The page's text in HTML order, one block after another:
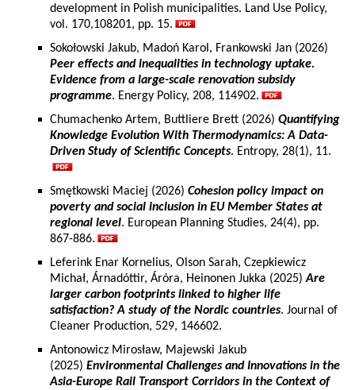
development in Polish municipalities. Land Use Policy,
vol. 170,108201, pp. 15.
Sokołowski Jakub, Madoń Karol, Frankowski Jan (2026)
Peer effects and inequalities in technology uptake.
Evidence from a large-scale renovation subsidy
programme. Energy Policy, 208, 114902.
Chumachenko Artem, Buttliere Brett (2026) Quantifying
Knowledge Evolution With Thermodynamics: A Data-
Driven Study of Scientific Concepts. Entropy, 28(1), 11.
Smętkowski Maciej (2026) Cohesion policy impact on
poverty and social inclusion in EU Member States at
regional level. European Planning Studies, 24(4), pp.
867-886.
Leferink Enar Kornelius, Olson Sarah, Czepkiewicz
Michał, Árnadóttir, Áróra, Heinonen Jukka (2025)Are
larger carbon footprints linked to higher life
satisfaction? A study of the Nordic countries. Journal of
Cleaner Production, 529, 146602.
Antonowicz Mirosław, Majewski Jakub
(2025) Environmental Challenges and Innovations in the
Asia-Europe Rail Transport Corridors in the Context of